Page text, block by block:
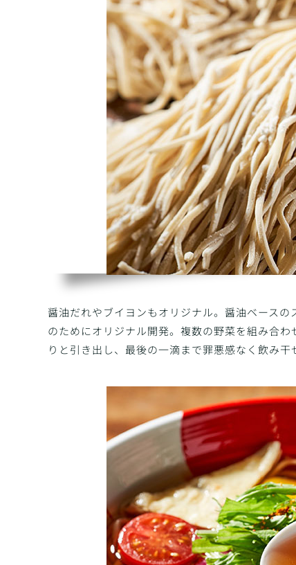
醤油だれやブイヨンもオリジナル。醤油ベース
のためにオリジナル開発。複数の野菜を組み合
りと引き出し、最後の一滴まで罪悪感なく飲み干